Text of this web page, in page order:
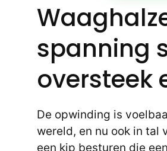
spanning
oversteek
De opwinding is
wereld, en nu ook in tal
een kip besturen die